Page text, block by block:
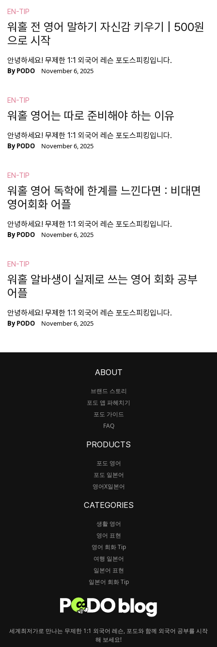
EN-TIP
워홀 전 영어 말하기 자신감 키우기 | 500원
으로 시작
안녕하세요! 무제한 1:1 외국어 레슨 포도스피킹입니다.
ByPODO November 6, 2025
EN-TIP
워홀 영어는 따로 준비해야 하는 이유
안녕하세요! 무제한 1:1 외국어 레슨 포도스피킹입니다.
ByPODO November 6, 2025
EN-TIP
워홀 영어 독학에 한계를 느낀다면 : 비대면
영어회화 어플
안녕하세요! 무제한 1:1 외국어 레슨 포도스피킹입니다.
ByPODO November 6, 2025
EN-TIP
워홀 알바생이 실제로 쓰는 영어 회화 공부
어플
안녕하세요! 무제한 1:1 외국어 레슨 포도스피킹입니다.
ByPODO November 6, 2025
ABOUT
브랜드 스토리
포도 앱 파헤치기
포도 가이드
FAQ
PRODUCTS
포도 영어
포도 일본어
영어X일본어
CATEGORIES
생활 영어
영어 표현
영어 회화 Tip
여행 일본어
일본어 표현
일본어 회화 Tip
세계최저가로 만나는 무제한 1:1 외국어 레슨, 포도와 함께 외국어 공부를 시작
해 보세요!